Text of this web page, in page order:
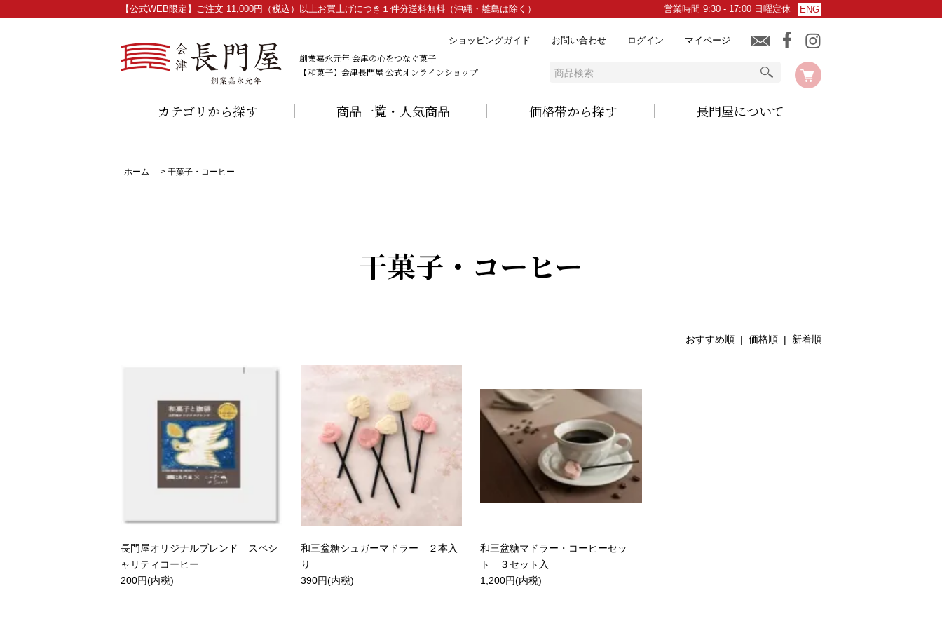
【公式WEB限定】ご注文 11,000円（税込）以上お買上げにつき１件分送料無料（沖縄・離島は除く） 営業時間 9:30 - 17:00 日曜定休 ENG
創業嘉永元年 会津の心をつなぐ菓子
【和菓子】会津長門屋 公式オンラインショップ
カテゴリから探す 商品一覧・人気商品 価格帯から探す 長門屋について
ショッピングガイド お問い合わせ ログイン マイページ
ホーム > 干菓子・コーヒー
干菓子・コーヒー
おすすめ順 | 価格順 | 新着順
長門屋オリジナルブレンド スペシ
ャリティコーヒー
200円(内税)
和三盆糖シュガーマドラー ２本入
り
390円(内税)
和三盆糖マドラー・コーヒーセッ
ト ３セット入
1,200円(内税)